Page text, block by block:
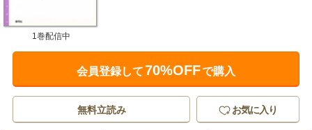
1巻配信中
会員登録して70%OFFで購入
無料立読み お気に入り